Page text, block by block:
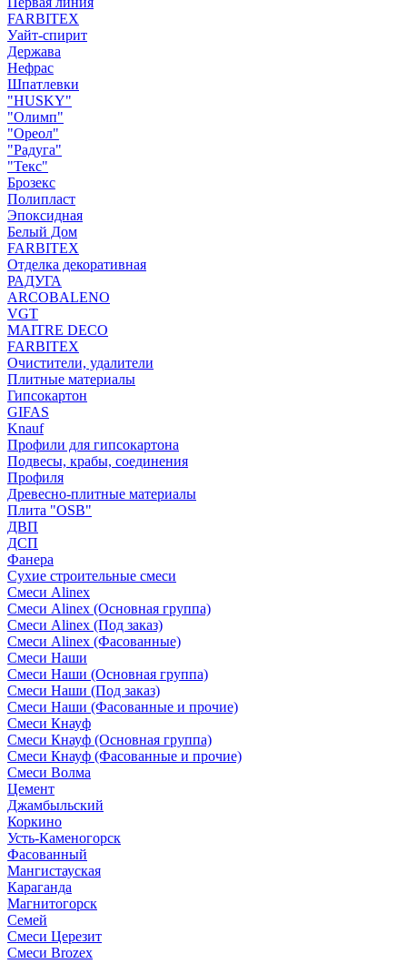
FARBITEX
Уайт-спирит
Держава
Нефрас
Шпатлевки
"HUSKY"
"Олимп"
"Ореол"
"Радуга"
"Текс"
Брозекс
Полипласт
Эпоксидная
Белый Дом
FARBITEX
Отделка декоративная
РАДУГА
ARCOBALENO
VGT
MAITRE DECO
FARBITEX
Очистители, удалители
Плитные материалы
Гипсокартон
GIFAS
Knauf
Профили для гипсокартона
Подвесы, крабы, соединения
Профиля
Древесно-плитные материалы
Плита "OSB"
ДВП
ДСП
Фанера
Сухие строительные смеси
Смеси Alinex
Смеси Alinex (Основная группа)
Смеси Alinex (Под заказ)
Смеси Alinex (Фасованные)
Смеси Наши
Смеси Наши (Основная группа)
Смеси Наши (Под заказ)
Смеси Наши (Фасованные и прочие)
Смеси Кнауф
Смеси Кнауф (Основная группа)
Смеси Кнауф (Фасованные и прочие)
Смеси Волма
Цемент
Джамбыльский
Коркино
Усть-Каменогорск
Фасованный
Мангистауская
Караганда
Магнитогорск
Семей
Смеси Церезит
Смеси Brozex